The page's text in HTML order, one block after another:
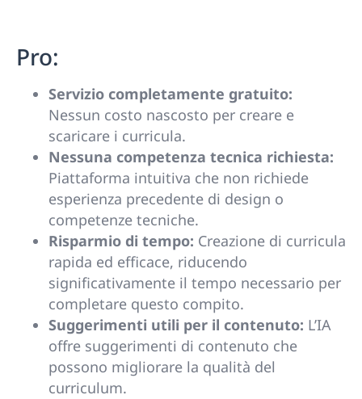
Pro:
Servizio completamente gratuito:
Nessun costo nascosto per creare e
scaricare i curricula.
Nessuna competenza tecnica richiesta:
Piattaforma intuitiva che non richiede
esperienza precedente di design o
competenze tecniche.
Risparmio di tempo: Creazione di curricula
rapida ed efficace, riducendo
significativamente il tempo necessario per
completare questo compito.
Suggerimenti utili per il contenuto: L’IA
offre suggerimenti di contenuto che
possono migliorare la qualità del
curriculum.